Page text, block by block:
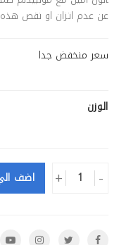
عن عدم اتزان او نقص هذه
سعر منخفض جدا
الوزن
-
+ اضف